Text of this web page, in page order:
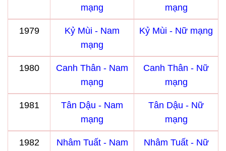
mạng
mạng
1979
Kỷ Mùi - Nam
mạng
Kỷ Mùi - Nữ mạng
1980
Canh Thân - Nam
mạng
Canh Thân - Nữ
mạng
1981
Tân Dậu - Nam
mạng
Tân Dậu - Nữ
mạng
1982
Nhâm Tuất - Nam
Nhâm Tuất - Nữ